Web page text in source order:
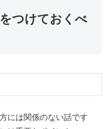
つけておくべ
には関係のない話です